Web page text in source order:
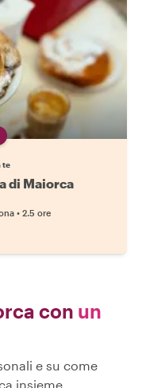
te
di Maiorca
• 2.5 ore
con un
e su come
insieme